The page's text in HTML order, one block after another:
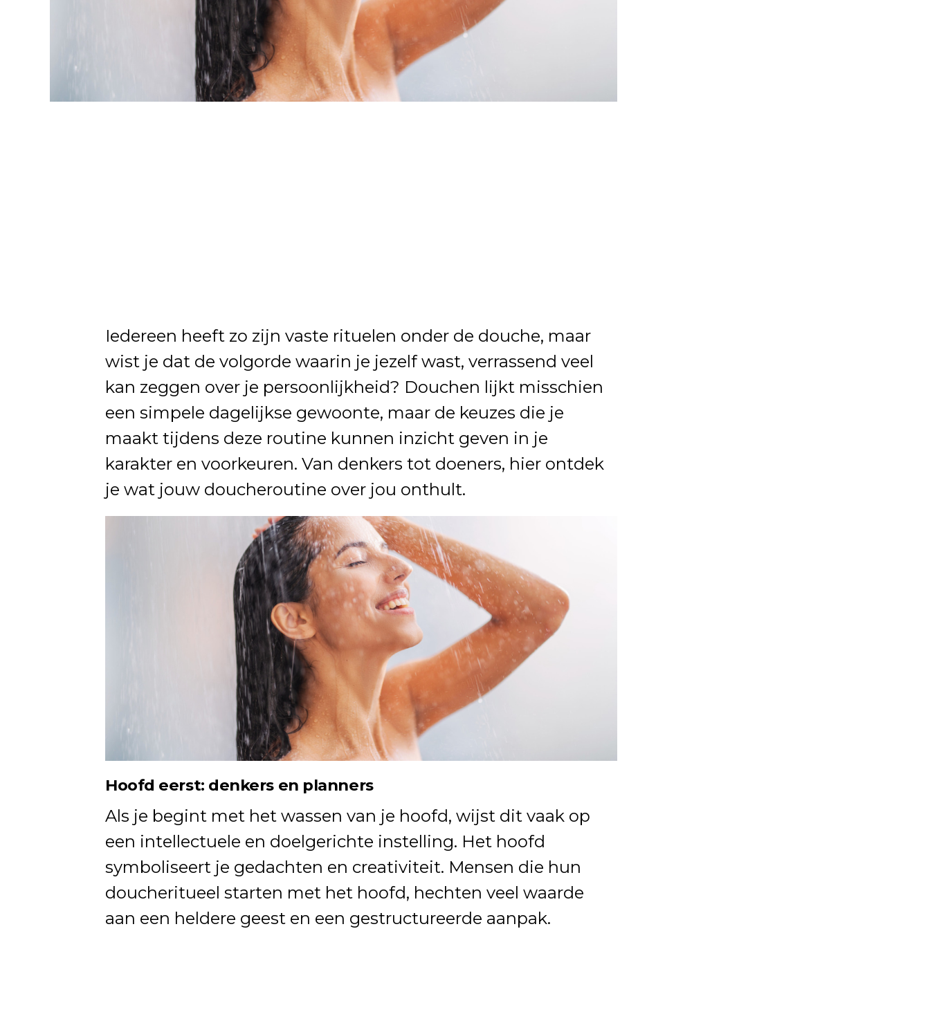
Iedereen heeft zo zijn vaste rituelen onder de douche, maar
wist je dat de volgorde waarin je jezelf wast, verrassend veel
kan zeggen over je persoonlijkheid? Douchen lijkt misschien
een simpele dagelijkse gewoonte, maar de keuzes die je
maakt tijdens deze routine kunnen inzicht geven in je
karakter en voorkeuren. Van denkers tot doeners, hier ontdek
je wat jouw doucheroutine over jou onthult.
Hoofd eerst: denkers en planners
Als je begint met het wassen van je hoofd, wijst dit vaak op
een intellectuele en doelgerichte instelling. Het hoofd
symboliseert je gedachten en creativiteit. Mensen die hun
doucheritueel starten met het hoofd, hechten veel waarde
aan een heldere geest en een gestructureerde aanpak.